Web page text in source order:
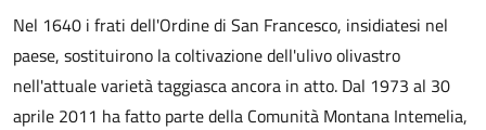
Nel 1640 i frati dell'Ordine di San Francesco, insidiatesi nel
paese, sostituirono la coltivazione dell'ulivo olivastro
nell'attuale varietà taggiasca ancora in atto. Dal 1973 al 30
aprile 2011 ha fatto parte della Comunità Montana Intemelia,